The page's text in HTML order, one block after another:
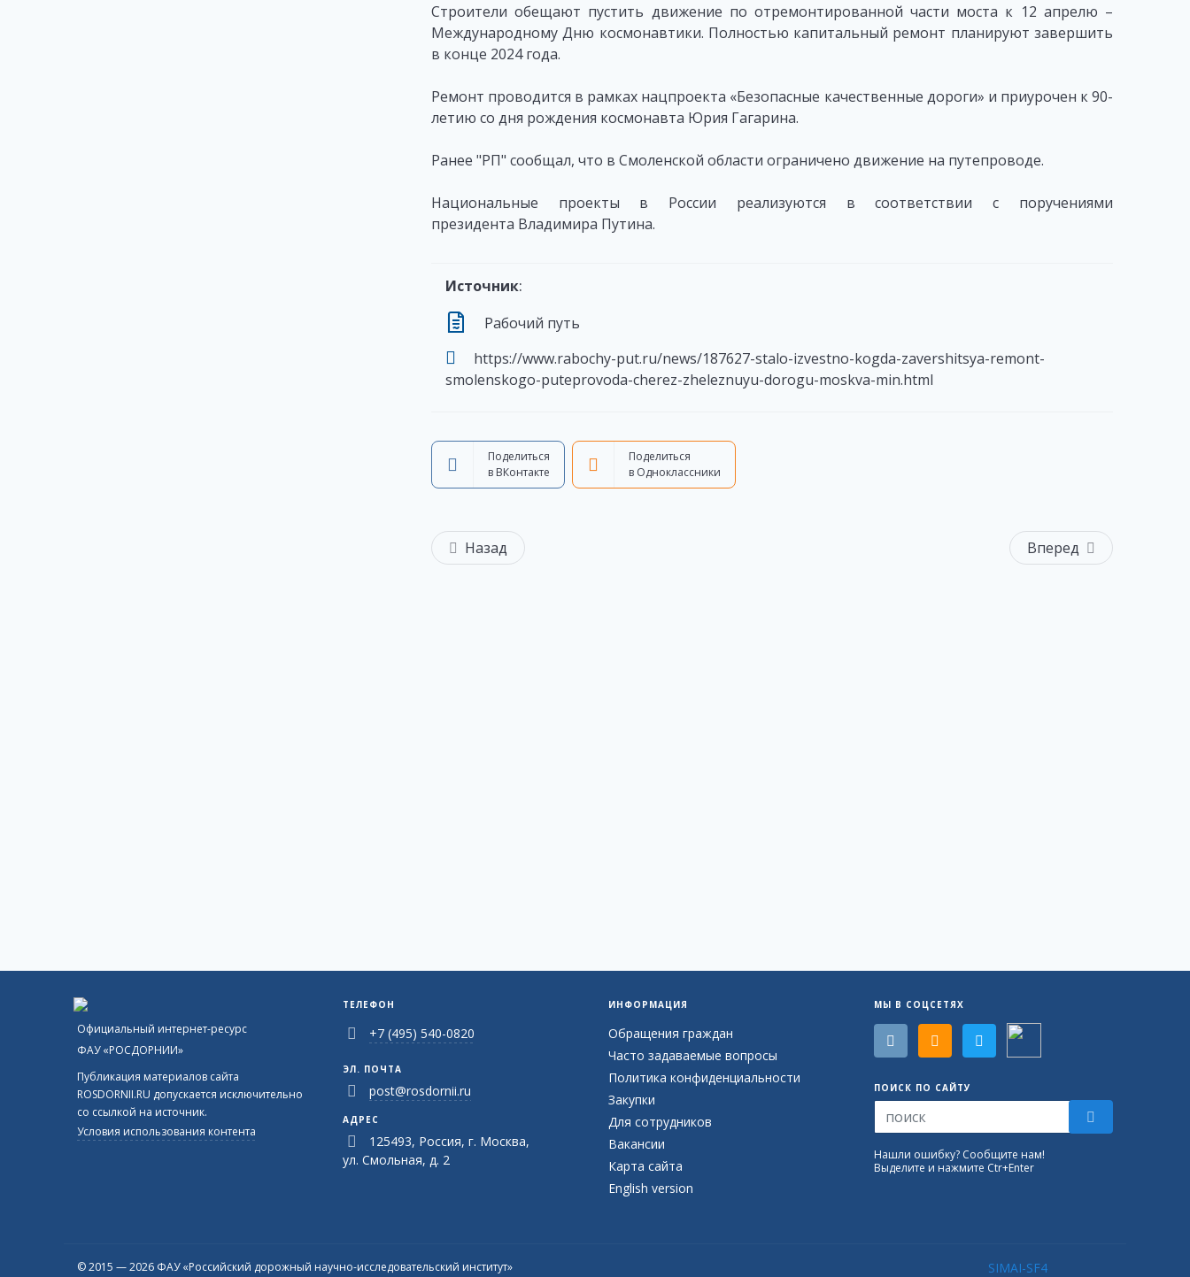
Строители обещают пустить движение по отремонтированной части моста к 12 апрелю –
Международному Дню космонавтики. Полностью капитальный ремонт планируют завершить
в конце 2024 года.
Ремонт проводится в рамках нацпроекта «Безопасные качественные дороги» и приурочен к 90-
летию со дня рождения космонавта Юрия Гагарина.
Ранее "РП" сообщал, что в Смоленской области ограничено движение на путепроводе.
Национальные проекты в России реализуются в соответствии с поручениями
президента Владимира Путина.
Источник:
Рабочий путь
https://www.rabochy-put.ru/news/187627-stalo-izvestno-kogda-zavershitsya-remont-
smolenskogo-puteprovoda-cherez-zheleznuyu-dorogu-moskva-min.html
Поделиться
в ВКонтакте
Поделиться
в Одноклассники
Назад Вперед
Официальный интернет-ресурс
ФАУ «РОСДОРНИИ»
Публикация материалов сайта
ROSDORNII.RU допускается исключительно
со ссылкой на источник.
Условия использования контента
ТЕЛЕФОН
+7 (495) 540-0820
ЭЛ. ПОЧТА
post@rosdornii.ru
АДРЕС
125493, Россия, г. Москва,
ул. Смольная, д. 2
ИНФОРМАЦИЯ
Обращения граждан
Часто задаваемые вопросы
Политика конфиденциальности
Закупки
Для сотрудников
Вакансии
Карта сайта
English version
МЫ В СОЦСЕТЯХ
ПОИСК ПО САЙТУ
Нашли ошибку? Сообщите нам!
Выделите и нажмите Ctr+Enter
© 2015 — 2026 ФАУ «Российский дорожный научно-исследовательский институт» SIMAI-SF4